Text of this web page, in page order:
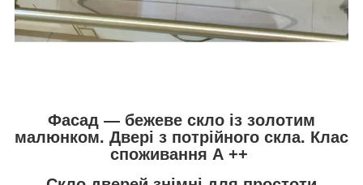
Фасад — бежеве скло із золотим
малюнком. Двері з потрійного скла. Клас
споживання А ++